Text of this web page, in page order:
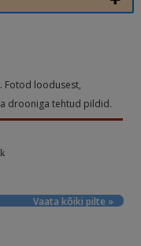
Fotod loodusest,
drooniga tehtud pildid.
Vaata kõiki pilte »